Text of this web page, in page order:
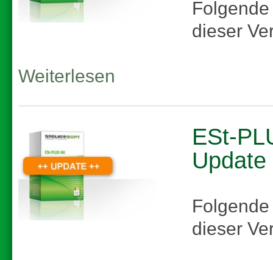
dieser
Weiterlesen
ESt-
dieser